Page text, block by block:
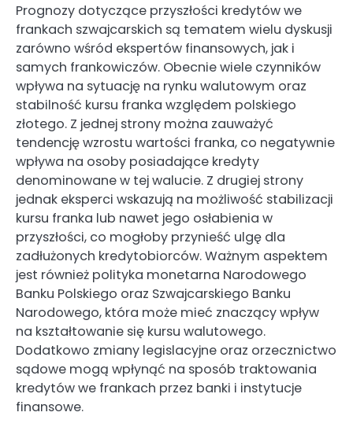
Prognozy dotyczące przyszłości kredytów we
frankach szwajcarskich są tematem wielu dyskusji
zarówno wśród ekspertów finansowych, jak i
samych frankowiczów. Obecnie wiele czynników
wpływa na sytuację na rynku walutowym oraz
stabilność kursu franka względem polskiego
złotego. Z jednej strony można zauważyć
tendencję wzrostu wartości franka, co negatywnie
wpływa na osoby posiadające kredyty
denominowane w tej walucie. Z drugiej strony
jednak eksperci wskazują na możliwość stabilizacji
kursu franka lub nawet jego osłabienia w
przyszłości, co mogłoby przynieść ulgę dla
zadłużonych kredytobiorców. Ważnym aspektem
jest również polityka monetarna Narodowego
Banku Polskiego oraz Szwajcarskiego Banku
Narodowego, która może mieć znaczący wpływ
na kształtowanie się kursu walutowego.
Dodatkowo zmiany legislacyjne oraz orzecznictwo
sądowe mogą wpłynąć na sposób traktowania
kredytów we frankach przez banki i instytucje
finansowe.